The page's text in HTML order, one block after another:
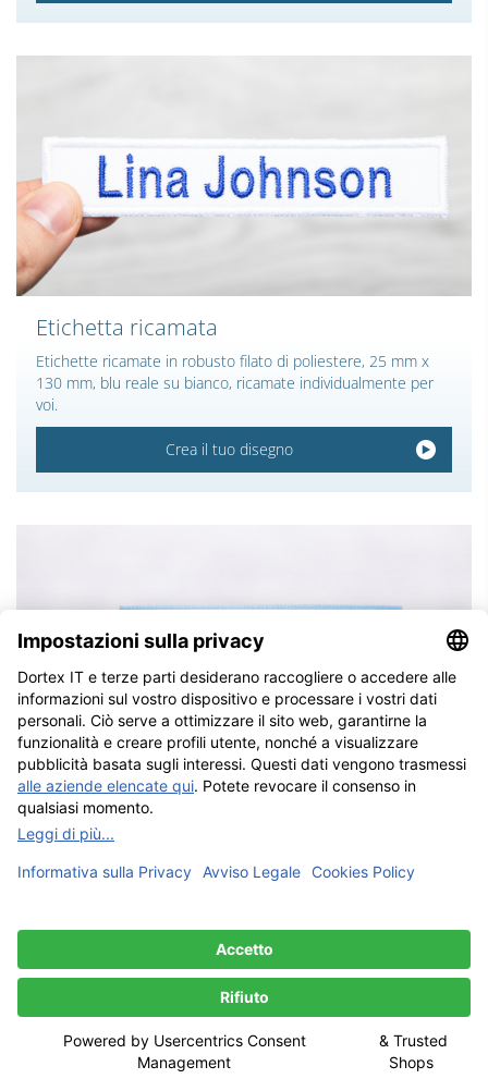
Etichetta ricamata
Etichette ricamate in robusto filato di poliestere, 25 mm x
130 mm, blu reale su bianco, ricamate individualmente per
voi.
Crea il tuo disegno
Etichette in raso stampate (rPET)
etichetta stampata multicolore in morbido raso di poliestere